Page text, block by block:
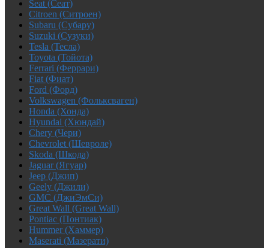
Seat (Сеат)
Citroen (Ситроен)
Subaru (Субару)
Suzuki (Сузуки)
Tesla (Тесла)
Toyota (Тойота)
Ferrari (Феррари)
Fiat (Фиат)
Ford (Форд)
Volkswagen (Фольксваген)
Honda (Хонда)
Hyundai (Хюндай)
Chery (Чери)
Chevrolet (Шевроле)
Skoda (Шкода)
Jaguar (Ягуар)
Jeep (Джип)
Geely (Джили)
GMC (ДжиЭмСи)
Great Wall (Great Wall)
Pontiac (Понтиак)
Hummer (Хаммер)
Maserati (Мазерати)